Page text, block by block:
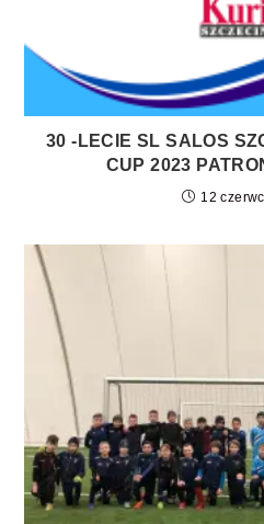
30 -LECIE SL SALOS
CUP 2023
12